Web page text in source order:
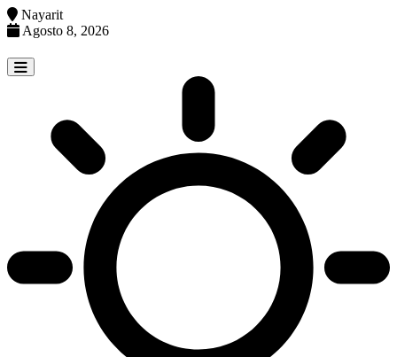
Nayarit
Agosto 8, 2026
to
content